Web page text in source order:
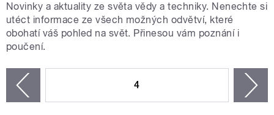
Novinky a aktuality ze světa vědy a techniky. Nenechte si
utéct informace ze všech možných odvětví, které
obohatí váš pohled na svět. Přinesou vám poznání i
poučení.
4